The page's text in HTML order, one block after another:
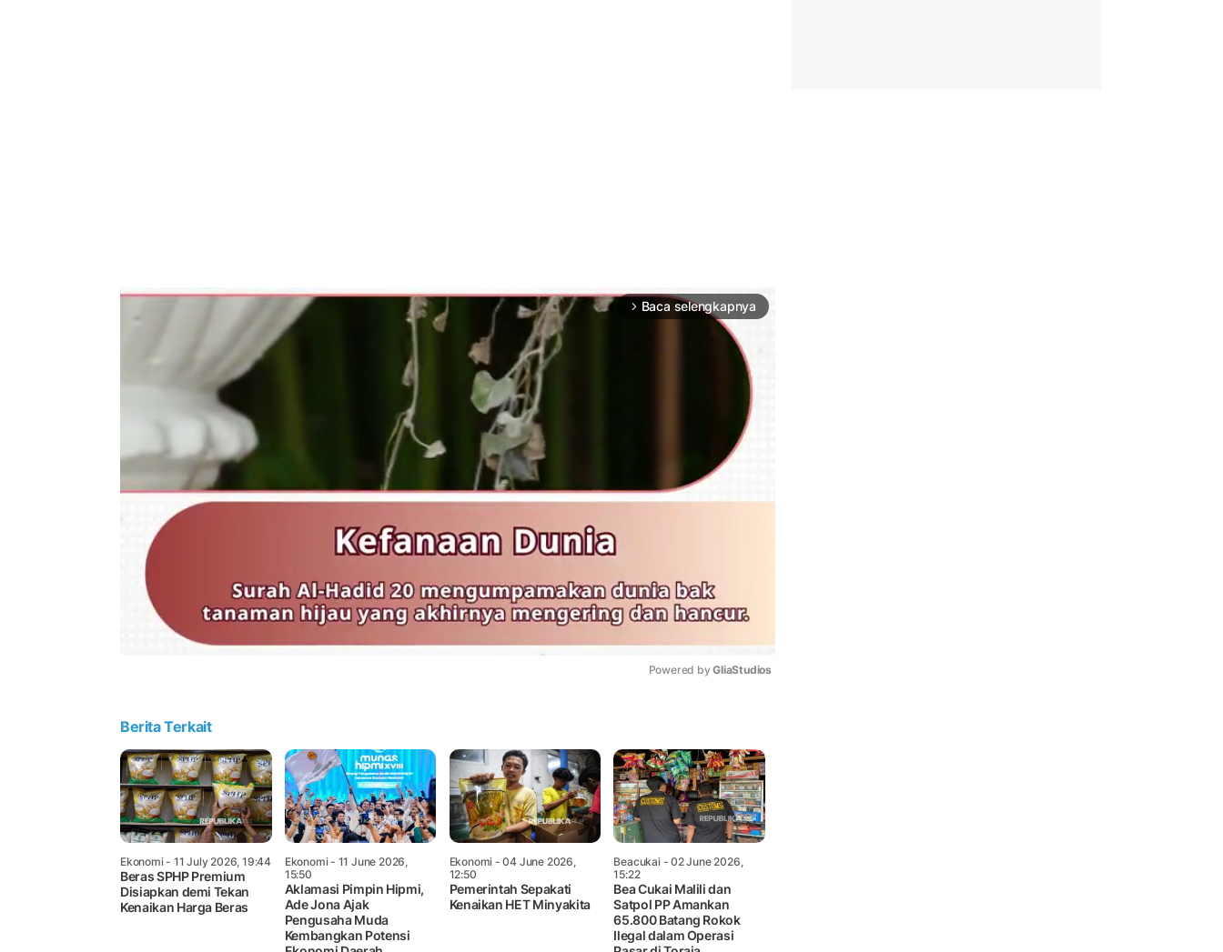
arrow_forward_ios Baca selengkapnya
Powered by GliaStudios
Berita Terkait
Ekonomi- 11 July 2026, 19:44
Beras SPHP Premium
Disiapkan demi Tekan
Kenaikan Harga Beras
Ekonomi- 11 June 2026,
15:50
Aklamasi Pimpin Hipmi,
Ade Jona Ajak
Pengusaha Muda
Kembangkan Potensi
Ekonomi - 04 June 2026,
12:50
Pemerintah Sepakati
Kenaikan HET Minyakita
Beacukai- 02 June 2026,
15:22
Bea Cukai Malili dan
Satpol PP Amankan
65.800 Batang Rokok
Ilegal dalam Operasi